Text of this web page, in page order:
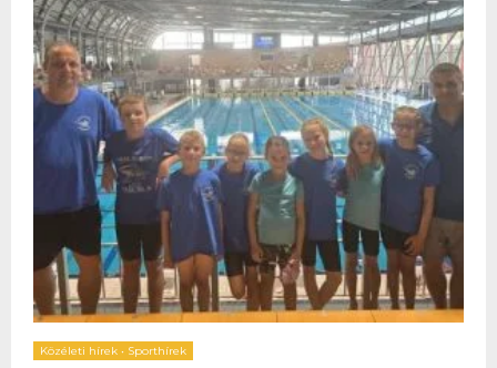
Közéleti hírek • Sporthírek